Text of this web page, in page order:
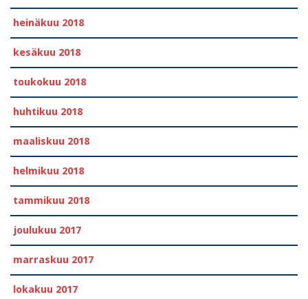
heinäkuu 2018
kesäkuu 2018
toukokuu 2018
huhtikuu 2018
maaliskuu 2018
helmikuu 2018
tammikuu 2018
joulukuu 2017
marraskuu 2017
lokakuu 2017